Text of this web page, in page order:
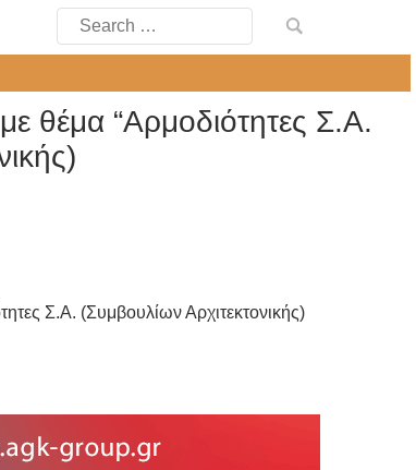
Search
for:
θέμα “Αρμοδιότητες Σ.Α.
Σ.Α. (Συμβουλίων Αρχιτεκτονικής)